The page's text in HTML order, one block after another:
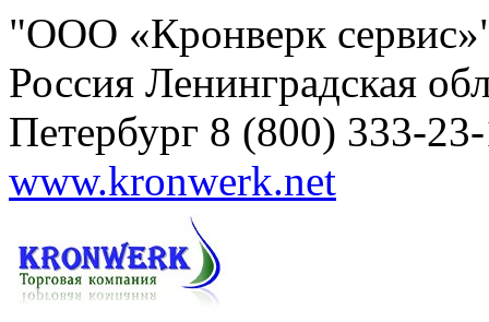
"ООО «Кронверк
Россия Ленинградская
Петербург 8 (800) 333-
www.kronwerk.net